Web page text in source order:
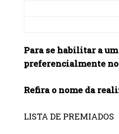
Para se habilitar a
preferencialmente
Refira o nome da
LISTA DE PREMIADOS